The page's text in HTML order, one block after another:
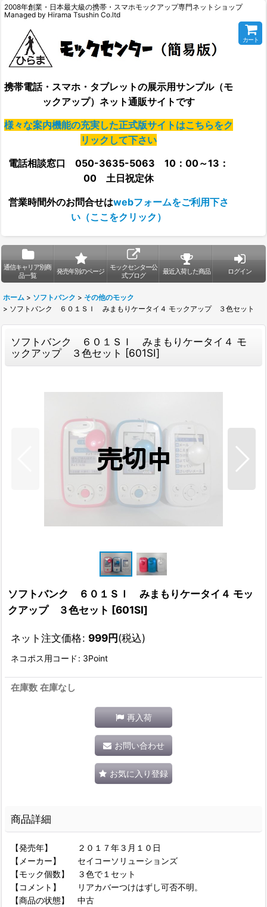
2008年創業・日本最大級の携帯・スマホモックアップ専門ネットショップ
Managed by Hirama Tsushin Co.ltd
携帯電話・スマホ・タブレットの展示用サンプル（モ
ックアップ）ネット通販サイトです
様々な案内機能の充実した正式版サイトはこちらをク
リックして下さい
電話相談窓口 050-3635-5063 10：00～13：
00 土日祝定休
営業時間外のお問合せはwebフォームをご利用下さ
い（ここをクリック）
カート
通信キャリア別商
品一覧
発売年別のページ
モックセンター公
式ブログ
最近入荷した商品 ログイン
ホーム > ソフトバンク > その他のモック
> ソフトバンク ６０１ＳＩ みまもりケータイ４ モックアップ ３色セット
ソフトバンク ６０１ＳＩ みまもりケータイ４ モ
ックアップ ３色セット [601SI]
ソフトバンク ６０１ＳＩ みまもりケータイ４ モッ
クアップ ３色セット [601SI]
ネット注文価格: 999円(税込)
ネコポス用コード : 3Point
在庫数 在庫なし
再入荷
お問い合わせ
お気に入り登録
商品詳細
【発売年】 ２０１７年３月１０日
【メーカー】 セイコーソリューションズ
【モック個数】 ３色で１セット
【コメント】 リアカバーつけはずし可否不明。
【商品の状態】 中古